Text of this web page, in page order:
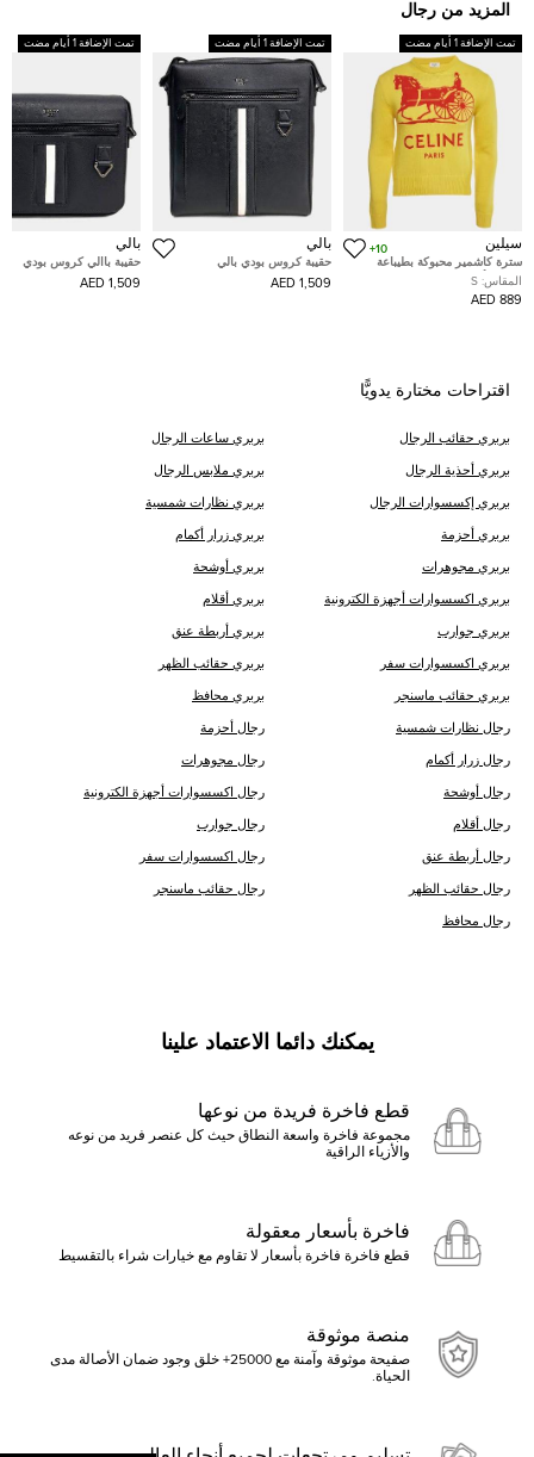
المزيد من رجال
تمت الإضافة 1 أيام مضت
سيلين
10+
سترة كاشمير محبوكة بطيباعة
كاليش أصفر سيلين مقاس صغير -
سمول
المقاس: S
889 AED
تمت الإضافة 1 أيام مضت
بالي
حقيبة كروس بودي بالي
1,509 AED
تمت الإضافة 1 أيام مضت
بالي
حقيبة باالي كروس بودي
1,509 AED
اقتراحات مختارة يدويًّا
بربري حقائب الرجال بربري ساعات الرجال
بربري أحذية الرجال بربري ملابس الرجال
بربري إكسسوارات الرجال بربري نظارات شمسية
بربري أحزمة بربري زرار أكمام
بربري مجوهرات بربري أوشحة
بربري اكسسوارات أجهزة الكترونية بربري أقلام
بربري جوارب بربري أربطة عنق
بربري اكسسوارات سفر بربري حقائب الظهر
بربري حقائب ماسنجر بربري محافظ
رجال نظارات شمسية رجال أحزمة
رجال زرار أكمام رجال مجوهرات
رجال أوشحة رجال اكسسوارات أجهزة الكترونية
رجال أقلام رجال جوارب
رجال أربطة عنق رجال اكسسوارات سفر
رجال حقائب الظهر رجال حقائب ماسنجر
رجال محافظ
يمكنك دائما الاعتماد علينا
قطع فاخرة فريدة من نوعها
مجموعة فاخرة واسعة النطاق حيث كل عنصر فريد من نوعه
والأزياء الراقية
فاخرة بأسعار معقولة
قطع فاخرة فاخرة بأسعار لا تقاوم مع خيارات شراء بالتقسيط
منصة موثوقة
صفيحة موثوقة وآمنة مع 25000+ خلق وجود ضمان الأصالة مدى
الحياة.